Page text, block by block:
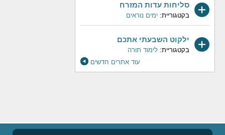
סליחות עדות המזרח
בקטגוריית:ימים נוראים
ילקוט השבעתי אתכם
בקטגוריית:לימוד תורה
עוד אתרים חדשים